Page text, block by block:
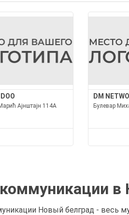
Ајнштајн 114А
DM
Булевар
в
Новый белград - весь